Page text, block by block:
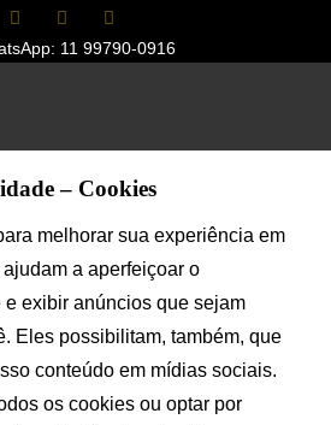
F
a
c
e
-
E
n
v
e
I
n
s
t
m
11 99790-0916
– Cookies
melhorar sua experiência em
a aperfeiçoar o
exibir anúncios que sejam
Eles possibilitam, também, que
conteúdo em mídias sociais.
os cookies ou optar por